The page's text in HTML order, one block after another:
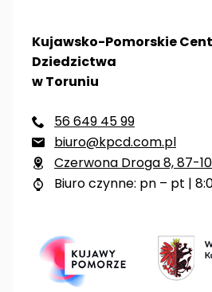
Kujawsko-Pomorskie
Dziedzictwa
w Toruniu
 56 649 45 99
 biuro@kpcd.com.pl
 Czerwona Droga 8, 87-
 Biuro czynne: pn – pt |